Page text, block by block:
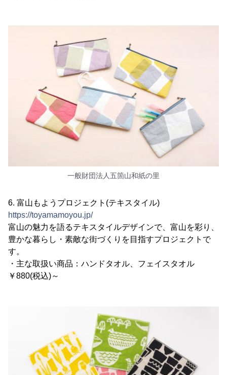
一般財団法人五箇山和紙の里
6. 富山もようプロジェクト(テキスタイル)
https://toyamamoyou.jp/
富山の魅力を語るテキスタイルデザインで、富山を彩り、
豊かな暮らし・素敵な街づくりを目指すプロジェクトで
す。
・主な取扱い商品：ハンドタオル、フェイスタオル
￥880(税込)～